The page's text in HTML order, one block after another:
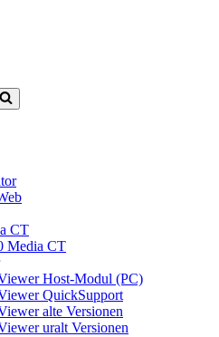
CT
Media CT
Host-Modul (PC)
QuickSupport
alte Versionen
uralt Versionen